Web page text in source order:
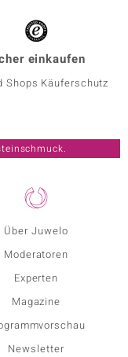
Über Juwelo
Moderatoren
Experten
Magazine
Newsletter
einkaufen
Shops Käuferschutz